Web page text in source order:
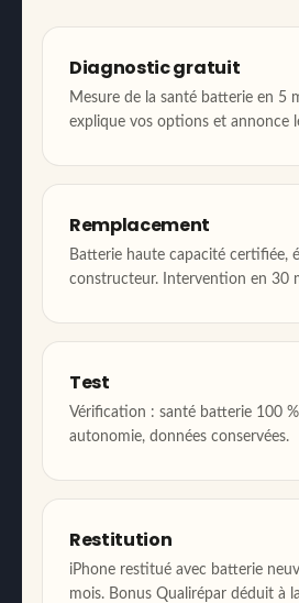
Diagnostic gratuit
Mesure de la santé batterie en 5
explique vos options et annonce
Remplacement
Batterie haute capacité certifiée,
constructeur. Intervention en 30
Test
Vérification : santé batterie 100
autonomie, données conservées.
Restitution
iPhone restitué avec batterie
mois. Bonus Qualirépar déduit à